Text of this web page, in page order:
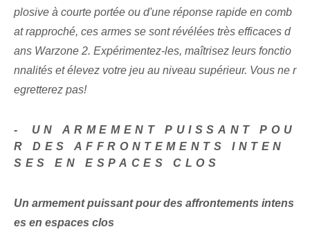
plosive à courte portée ou d'une réponse rapide en comb
at rapproché, ces armes se sont révélées très efficaces d
ans Warzone 2. Expérimentez-les, maîtrisez leurs fonctio
nnalités et élevez votre jeu au niveau supérieur. Vous ne r
egretterez pas!
-⁣ UN ARMEMENT PUISSANT POU
R DES AFFRONTEMENTS INTEN
SES EN ESPACES CLOS
Un armement puissant pour des affrontements intens
es en espaces clos